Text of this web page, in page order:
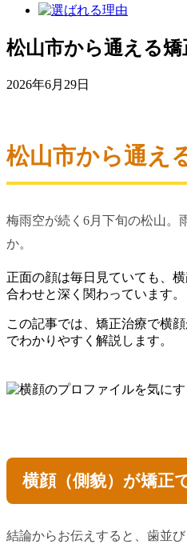
松山市から通える
2026年6月29日
松山市から通え
梅雨空が続く6月下旬の松山。
か。
正面の顔は毎日見ていても、
合わせと深く関わっています。
この記事では、矯正治療で横
でわかりやすく解説します。
横顔（側貌）が矯正
結論からお伝えすると、歯並